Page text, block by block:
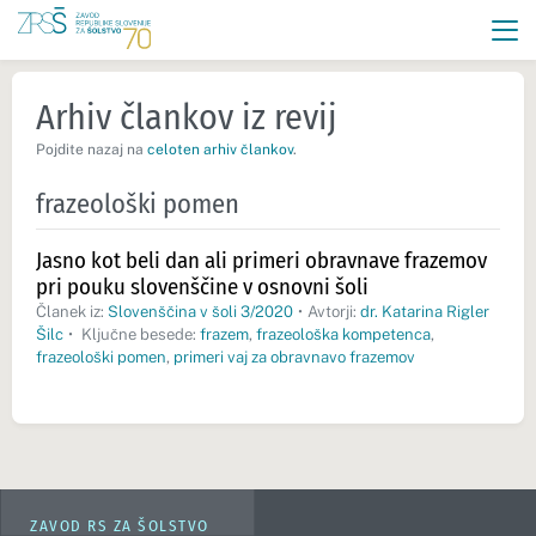
Arhiv člankov iz revij
Pojdite nazaj na celoten arhiv člankov.
frazeološki pomen
Jasno kot beli dan ali primeri obravnave frazemov
pri pouku slovenščine v osnovni šoli
Članek iz: Slovenščina v šoli 3/2020 • Avtorji: dr. Katarina Rigler
Šilc • Ključne besede: frazem, frazeološka kompetenca,
frazeološki pomen, primeri vaj za obravnavo frazemov
ZAVOD RS ZA ŠOLSTVO